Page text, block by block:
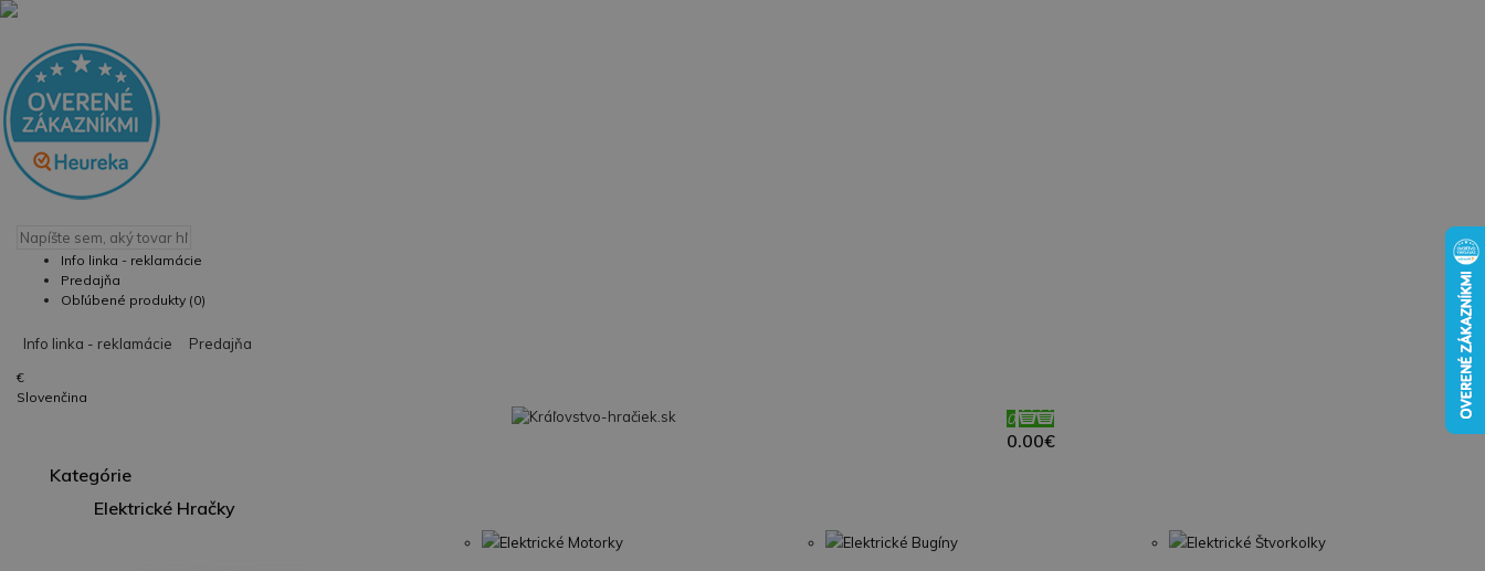
Info linka - reklamácie
Predajňa
Obľúbené produkty (0)
Info linka - reklamácie Predajňa
€
Slovenčina
0
0.00€
Kategórie
Elektrické Hračky
Elektrické Motorky Elektrické Bugíny Elektrické Štvorkolky